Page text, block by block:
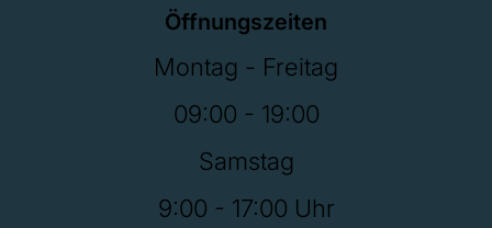
Öffnungszeiten
Montag - Freitag
09:00 - 19:00
Samstag
9:00 - 17:00 Uhr